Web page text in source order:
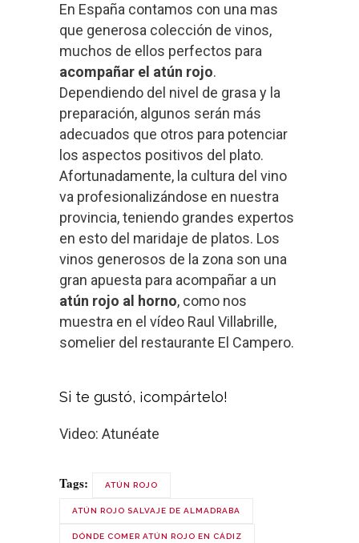
En España contamos con una mas
que generosa colección de vinos,
muchos de ellos perfectos para
acompañar el atún rojo.
Dependiendo del nivel de grasa y la
preparación, algunos serán más
adecuados que otros para potenciar
los aspectos positivos del plato.
Afortunadamente, la cultura del vino
va profesionalizándose en nuestra
provincia, teniendo grandes expertos
en esto del maridaje de platos. Los
vinos generosos de la zona son una
gran apuesta para acompañar a un
atún rojo al horno, como nos
muestra en el vídeo Raul Villabrille,
somelier del restaurante El Campero.
Si te gustó, ¡compártelo!
Video: Atunéate
Tags: ATÚN ROJO
ATÚN ROJO SALVAJE DE ALMADRABA
DÓNDE COMER ATÚN ROJO EN CÁDIZ